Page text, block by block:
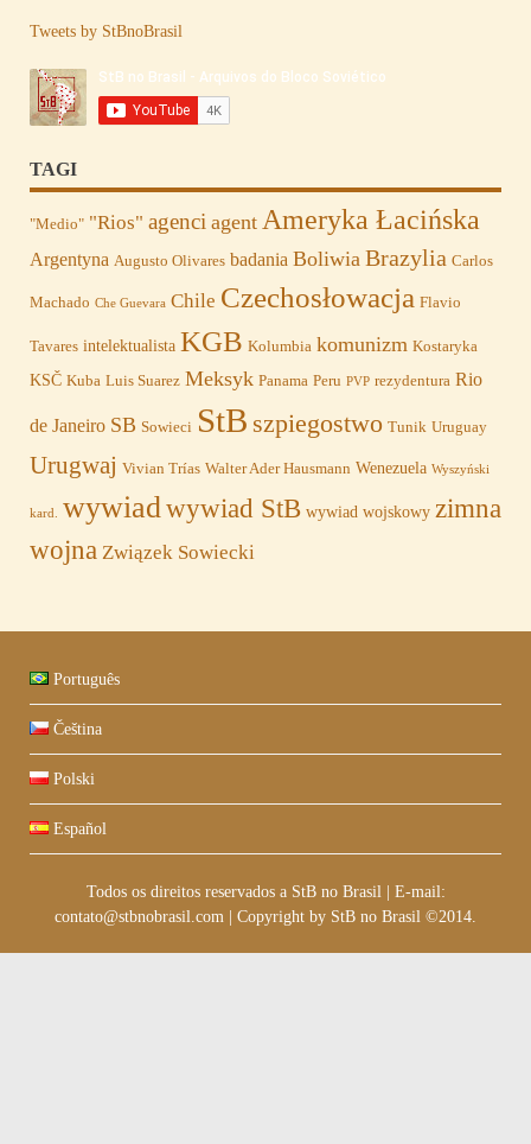
Tweets by StBnoBrasil
TAGI
"Medio" "Rios" agenci agent Ameryka Łacińska
Argentyna Augusto Olivares badania Boliwia Brazylia Carlos
Machado Che Guevara Chile Czechosłowacja Flavio
Tavares intelektualista KGB Kolumbia komunizm Kostaryka
KSČ Kuba Luis Suarez Meksyk Panama Peru PVP rezydentura Rio
de Janeiro SB Sowieci StB szpiegostwo Tunik Uruguay
Urugwaj Vivian Trías Walter Ader Hausmann Wenezuela Wyszyński
kard. wywiadwywiad StB wywiad wojskowy zimna
wojna Związek Sowiecki
Português
Čeština
Polski
Español
Todos os direitos reservados a StB no Brasil
E-mail:
contato@stbnobrasil.com
Copyright by StB no Brasil ©2014